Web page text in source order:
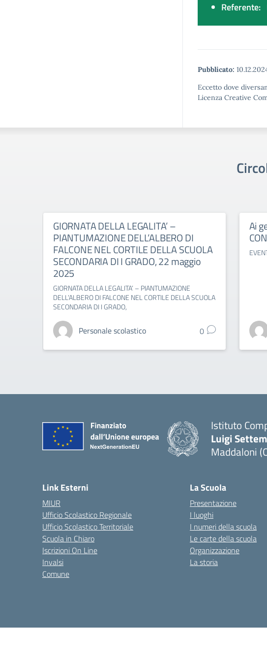
Referente:
Pubblicato:
Eccetto dove
Licenza Creative
GIORNATA DELLA LEGALITA’ –
PIANTUMAZIONE DELL’ALBERO DI
FALCONE NEL CORTILE DELLA SCUOLA
SECONDARIA DI I GRADO, 22 maggio
2025
GIORNATA DELLA LEGALITA’ – PIANTUMAZIONE
DELL’ALBERO DI FALCONE NEL CORTILE DELLA SCUOLA
SECONDARIA DI I GRADO,
Personale scolastico 0
Ai
Istituto
Luigi
Maddaloni
Link Esterni
MIUR
Ufficio Scolastico Regionale
Ufficio Scolastico Territoriale
Scuola in Chiaro
Iscrizioni On Line
Invalsi
Comune
La Scuola
Presentazione
I luoghi
I numeri della scuola
Le carte della scuola
Organizzazione
La storia